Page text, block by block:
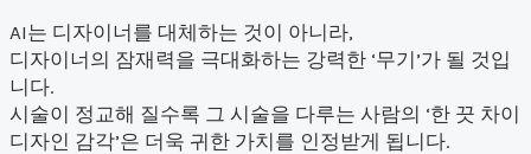
AI는 디자이너를 대체하는 것이 아니라,
디자이너의 잠재력을 극대화하는 강력한 ‘무기’가 될 것입
니다.
시술이 정교해 질수록 그 시술을 다루는 사람의 ‘한 끗 차이
디자인 감각’은 더욱 귀한 가치를 인정받게 됩니다.